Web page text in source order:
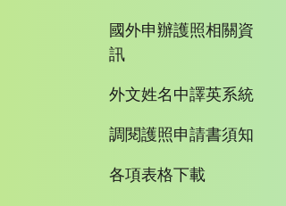
國外申辦護照相關資
訊
外文姓名中譯英系統
調閱護照申請書須知
各項表格下載